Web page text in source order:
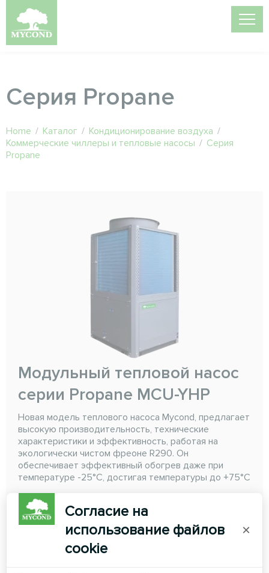
Серия Propane
Home / Каталог / Кондиционирование воздуха /
Коммерческие чиллеры и тепловые насосы / Серия
Propane
Модульный тепловой насос
серии Propane MCU-YHP
Новая модель теплового насоса Mycond, предлагает
высокую производительность, технические
характеристики и эффективность, работая на
экологически чистом фреоне R290. Он
обеспечивает эффективный обогрев даже при
температуре -25°C, достигая температуры до +75°C
Мощность охлаждения:
Мощность обогрева: до 50 кВт
ЧИТАТЬ ДАЛЕЕ
Согласие на
использование файлов
cookie
×